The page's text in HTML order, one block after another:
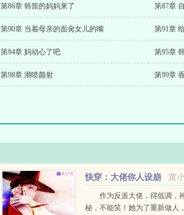
第86章 韩笛的妈妈来了 第87章
第90章 当着母亲的面肏女儿的嘴 第91章
第94章 妈动心了吧 第95章
第98章 潮喷颜射 第99章
黄
快穿：大佬你人设崩
作为反派大佬，得低调，
秘，不能笑！她为了重新做人